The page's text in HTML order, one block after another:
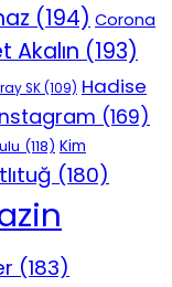
(194) Corona
Akalın (193)
SK(109) Hadise
(169)
(118) Kim
(180)
(183)